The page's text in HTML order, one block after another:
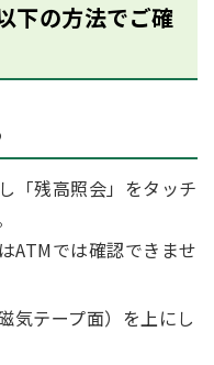
下の方法でご確
「残高照会」をタッチ
ATMでは確認できませ
気テープ面）を上にし